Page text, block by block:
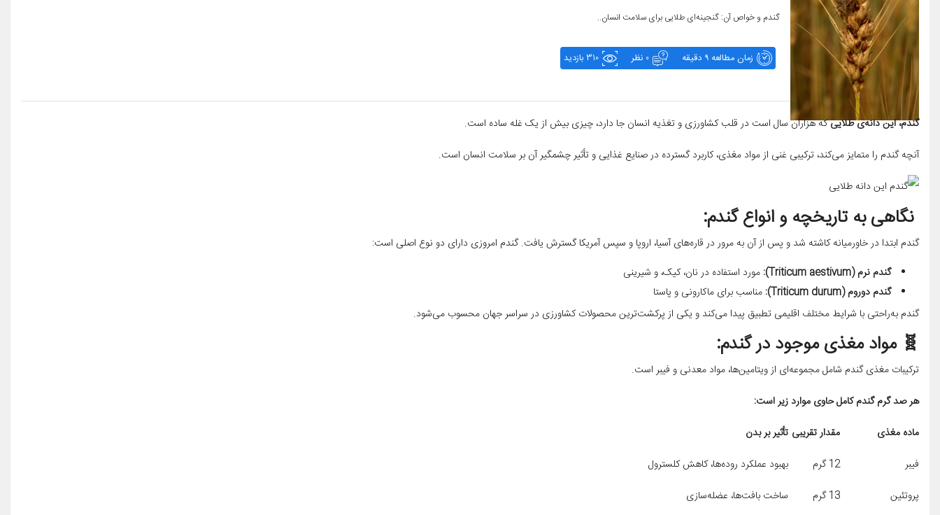
گندم و خواص آن: گنجینه‌ای طلایی برای سلامت انسان..
زمان مطالعه 9 دقیقه 0 نظر 310 بازدید
گندم، این دانه‌ی طلاییکه هزاران سال است در قلب کشاورزی و تغذیه انسان جا دارد، چیزی بیش از یک غله ساده است.
آنچه گندم را متمایز می‌کند، ترکیبی غنی از مواد مغذی، کاربرد گسترده در صنایع غذایی و تأثیر چشمگیر آن بر سلامت انسان است.
نگاهی به تاریخچه و انواع گندم:
گندم ابتدا در خاورمیانه کاشته شد و پس از آن به مرور در قاره‌های آسیا، اروپا و سپس آمریکا گسترش یافت. گندم امروزی دارای دو نوع اصلی است:
گندم نرم(Triticum aestivum):
مورد استفاده در نان، کیک، و شیرینی
گندم دوروم(Triticum durum):
مناسب برای ماکارونی و پاستا
گندم به‌راحتی با شرایط مختلف اقلیمی تطبیق پیدا می‌کند و یکی از پرکشت‌ترین محصولات کشاورزی در سراسر جهان محسوب می‌شود.
🧬 مواد مغذی موجود در گندم:
ترکیبات مغذی گندم شامل مجموعه‌ای از ویتامین‌ها، مواد معدنی و فیبر است.
هر صد گرم گندم کامل حاوی موارد زیر است:
ماده مغذی
مقدار تقریبی تأثیر بر بدن
فیبر
12 گرم
بهبود عملکرد روده‌ها، کاهش کلسترول
پروتئین
13 گرم ساخت بافت‌ها، عضله‌سازی